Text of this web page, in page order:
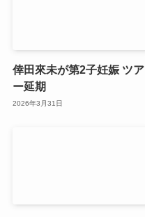
倖田來未が第2子妊娠 ツア
ー延期
2026年3月31日